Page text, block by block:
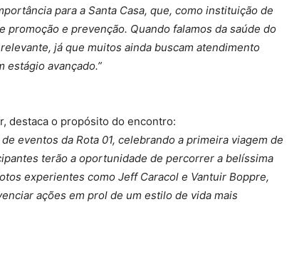
para a Santa Casa, que, como instituição de
e prevenção. Quando falamos da saúde do
já que muitos ainda buscam atendimento
estágio avançado.”
destaca o propósito do encontro:
eventos da Rota 01, celebrando a primeira viagem de
terão a oportunidade de percorrer a belíssima
experientes como Jeff Caracol e Vantuir Boppre,
ações em prol de um estilo de vida mais